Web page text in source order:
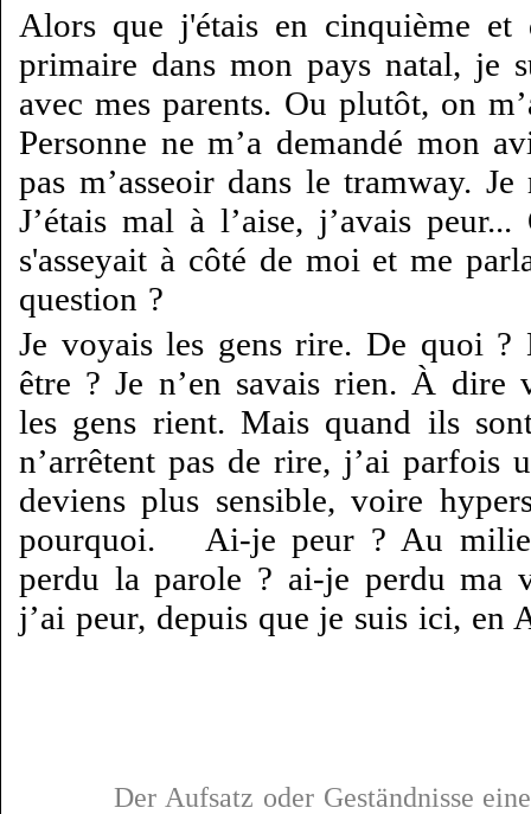
Alors que j'étais en cinquième et
primaire dans mon pays natal, je
avec mes parents. Ou plutôt, on
Personne ne m’a demandé mon
pas m’asseoir dans le tramway.
J’étais mal à l’aise, j’avais
s'asseyait à côté de moi et me
question ?
Je voyais les gens rire. De quoi
être ? Je n’en savais rien. À dire
les gens rient. Mais quand ils
n’arrêtent pas de rire, j’ai parfois
deviens plus sensible, voire
pourquoi. Ai-je peur ? Au
perdu la parole ? ai-je perdu ma
j’ai peur, depuis que je suis ici, en
Der Aufsatz oder Geständnisse